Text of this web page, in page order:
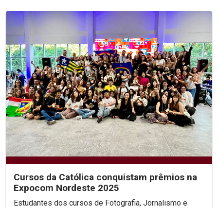
Cursos da Católica conquistam prêmios na
Expocom Nordeste 2025
Estudantes dos cursos de Fotografia, Jornalismo e